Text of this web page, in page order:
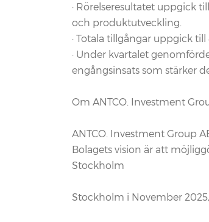
· Rörelseresultatet uppgick
och produktutveckling.
· Totala tillgångar uppgick
· Under kvartalet
engångsinsats som stärker
Om ANTCO. Investment
ANTCO. Investment Group
Bolagets vision är att
Stockholm
Stockholm i November 2025,